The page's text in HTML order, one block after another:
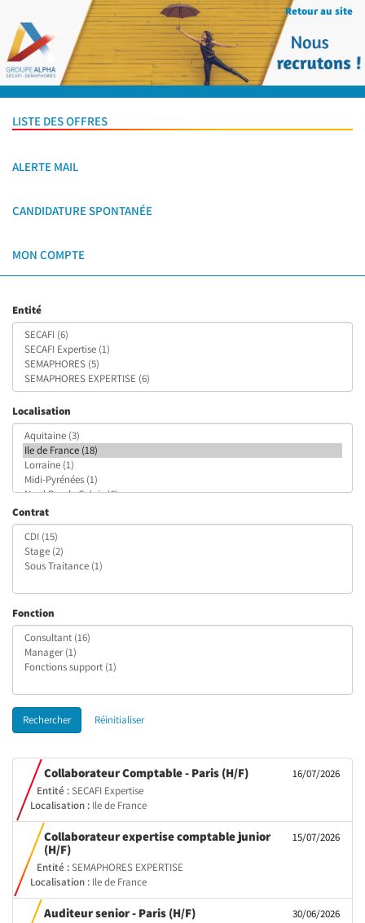
Retour au site
LISTE DES OFFRES
ALERTE MAIL
CANDIDATURE SPONTANÉE
MON COMPTE
Entité
Localisation
Contrat
Fonction
Rechercher Réinitialiser
16/07/2026
Collaborateur Comptable - Paris (H/F)(Nouvelle
Entité :SECAFI Expertise
Localisation : Ile de France
15/07/2026
Collaborateur expertise comptable junior
(H/F)(Nouvelle
fenêtre)
Entité :SEMAPHORES EXPERTISE
Localisation : Ile de France
30/06/2026
Auditeur senior - Paris (H/F)(Nouvelle